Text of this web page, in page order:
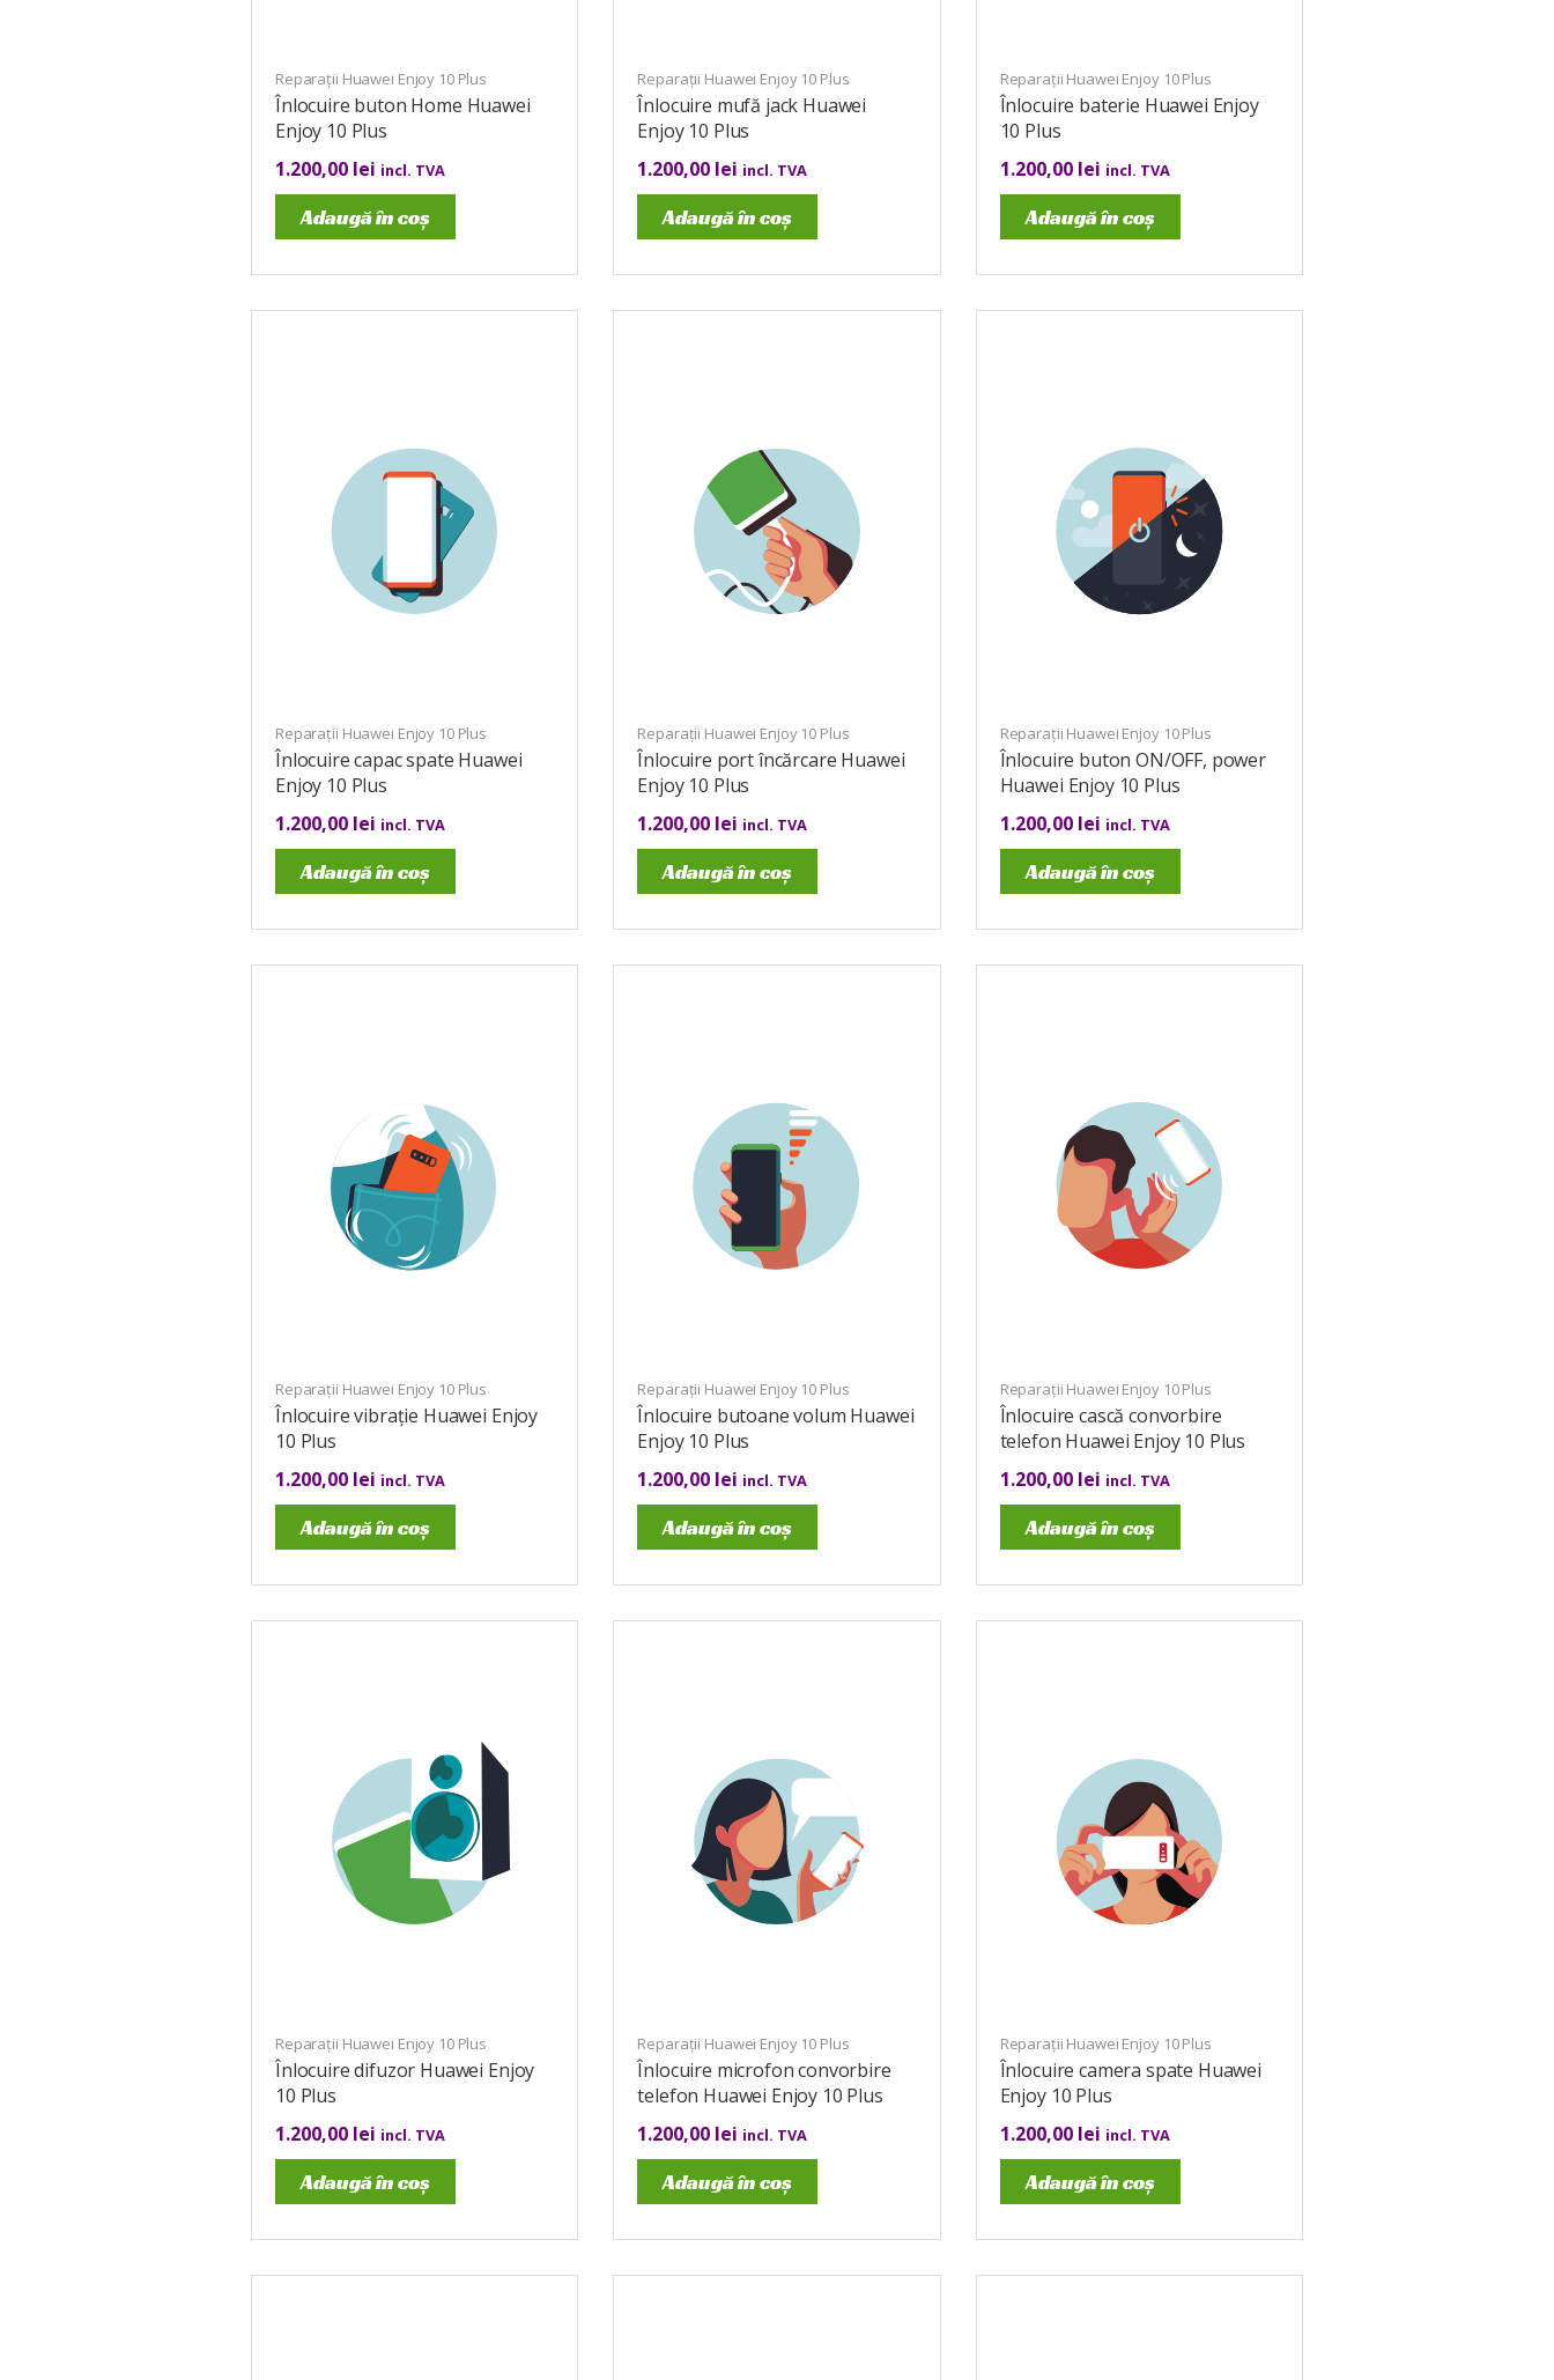
Reparații Huawei Enjoy 10 Plus
Înlocuire buton Home Huawei
Enjoy 10 Plus
1.200,00 lei incl. TVA
Adaugă în coș
Reparații Huawei Enjoy 10 Plus
Înlocuire mufă jack Huawei
Enjoy 10 Plus
1.200,00 lei incl. TVA
Adaugă în coș
Reparații Huawei Enjoy 10 Plus
Înlocuire baterie Huawei Enjoy
10 Plus
1.200,00 lei incl. TVA
Adaugă în coș
Reparații Huawei Enjoy 10 Plus
Înlocuire capac spate Huawei
Enjoy 10 Plus
1.200,00 lei incl. TVA
Adaugă în coș
Reparații Huawei Enjoy 10 Plus
Înlocuire port încărcare Huawei
Enjoy 10 Plus
1.200,00 lei incl. TVA
Adaugă în coș
Reparații Huawei Enjoy 10 Plus
Înlocuire buton ON/OFF, power
Huawei Enjoy 10 Plus
1.200,00 lei incl. TVA
Adaugă în coș
Reparații Huawei Enjoy 10 Plus
Înlocuire vibrație Huawei Enjoy
10 Plus
1.200,00 lei incl. TVA
Adaugă în coș
Reparații Huawei Enjoy 10 Plus
Înlocuire butoane volum Huawei
Enjoy 10 Plus
1.200,00 lei incl. TVA
Adaugă în coș
Reparații Huawei Enjoy 10 Plus
Înlocuire cască convorbire
telefon Huawei Enjoy 10 Plus
1.200,00 lei incl. TVA
Adaugă în coș
Reparații Huawei Enjoy 10 Plus
Înlocuire difuzor Huawei Enjoy
10 Plus
1.200,00 lei incl. TVA
Adaugă în coș
Reparații Huawei Enjoy 10 Plus
Înlocuire microfon convorbire
telefon Huawei Enjoy 10 Plus
1.200,00 lei incl. TVA
Adaugă în coș
Reparații Huawei Enjoy 10 Plus
Înlocuire camera spate Huawei
Enjoy 10 Plus
1.200,00 lei incl. TVA
Adaugă în coș